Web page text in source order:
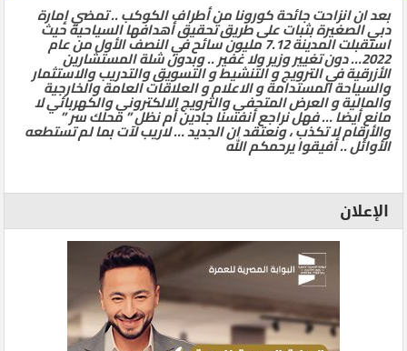
بعد ان انزاحت جائحة كورونا من أطراف الكوكب .. تمضي إمارة
دبي الصغيرة بثبات على طريق تحقيق أهدافها السياحية حيث
استقبلت المدينة 7.12 مليون سائح في النصف الأول من عام
2022… دون تغيير وزير ولا غفير .. وبدون شلة المستشارين
الأزرقية في الترويج و التنشيط و التسويق والتدريب والاستثمار
والسياحة المستدامة و الاعلام و العلاقات العامة والخارجية
والمالية و العرض المتحفي والترويج الالكتروني والكهربائي لا
مانع أيضا … فهل نراجع أنفسنا جادين أم نظل ” محلك سر ”
والأرقام لا تكذب ، ونعتقد ان الجديد … لاريب لآت بما لم تستطعه
الأوائل .. أفيقوا يرحمكم الله
الإعلان